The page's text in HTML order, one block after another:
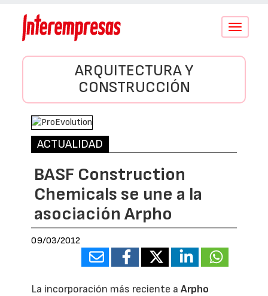
Conmutar
ARQUITECTURA Y
CONSTRUCCIÓN
ACTUALIDAD
BASF Construction
Chemicals se une a la
asociación Arpho
09/03/2012
La incorporación más reciente aArpho